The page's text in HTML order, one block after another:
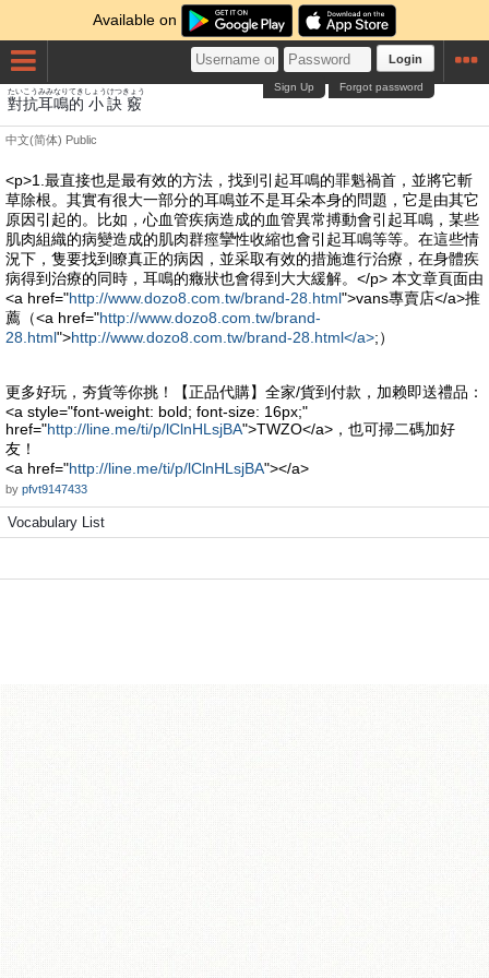
Available on
Login
Forgot password
Sign Up
對抗
たいこう
耳鳴
みみなり
的
てき
小
しょう
訣
けつ
竅
きょう
中文(简体) Public
<p>1.最直接也是最有效的方法，找到引起耳鳴的罪魁禍首，並將它斬
草除根。其實有很大一部分的耳鳴並不是耳朵本身的問題，它是由其它
原因引起的。比如，心血管疾病造成的血管異常搏動會引起耳鳴，某些
肌肉組織的病變造成的肌肉群痙攣性收縮也會引起耳鳴等等。在這些情
況下，隻要找到瞭真正的病因，並采取有效的措施進行治療，在身體疾
病得到治療的同時，耳鳴的癥狀也會得到大大緩解。</p> 本文章頁面由
<a href="http://www.dozo8.com.tw/brand-28.html">vans專賣店</a>推
薦（<a href="http://www.dozo8.com.tw/brand-
28.html">http://www.dozo8.com.tw/brand-28.html</a>;）
更多好玩，夯貨等你挑！【正品代購】全家/貨到付款，加赖即送禮品：
<a style="font-weight: bold; font-size: 16px;"
href="http://line.me/ti/p/lClnHLsjBA">TWZO</a>，也可掃二碼加好
友！
<a href="http://line.me/ti/p/lClnHLsjBA"></a>
by pfvt9147433
Vocabulary List